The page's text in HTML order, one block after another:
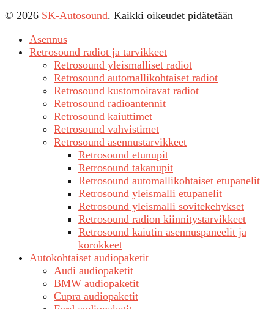
© 2026 SK-Autosound. Kaikki oikeudet pidätetään
Asennus
Retrosound radiot ja tarvikkeet
Retrosound yleismalliset radiot
Retrosound automallikohtaiset radiot
Retrosound kustomoitavat radiot
Retrosound radioantennit
Retrosound kaiuttimet
Retrosound vahvistimet
Retrosound asennustarvikkeet
Retrosound etunupit
Retrosound takanupit
Retrosound automallikohtaiset etupanelit
Retrosound yleismalli etupanelit
Retrosound yleismalli sovitekehykset
Retrosound radion kiinnitystarvikkeet
Retrosound kaiutin asennuspaneelit ja
korokkeet
Autokohtaiset audiopaketit
Audi audiopaketit
BMW audiopaketit
Cupra audiopaketit